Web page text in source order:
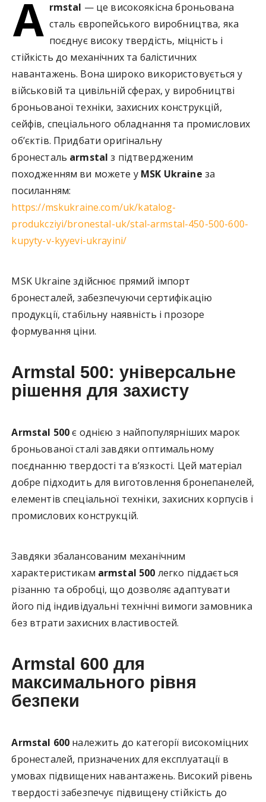
A rmstal — це високоякісна броньована
сталь європейського виробництва, яка
поєднує високу твердість, міцність і
стійкість до механічних та балістичних
навантажень. Вона широко використовується у
військовій та цивільній сферах, у виробництві
броньованої техніки, захисних конструкцій,
сейфів, спеціального обладнання та промислових
об’єктів. Придбати оригінальну
бронесталь armstal з підтвердженим
походженням ви можете у MSK Ukraine за
посиланням:
https://mskukraine.com/uk/katalog-
produkcziyi/bronestal-uk/stal-armstal-450-500-600-
kupyty-v-kyyevi-ukrayini/
MSK Ukraine здійснює прямий імпорт
бронесталей, забезпечуючи сертифікацію
продукції, стабільну наявність і прозоре
формування ціни.
Armstal 500: універсальне
рішення для захисту
Armstal 500є однією з найпопулярніших марок
броньованої сталі завдяки оптимальному
поєднанню твердості та в’язкості. Цей матеріал
добре підходить для виготовлення бронепанелей,
елементів спеціальної техніки, захисних корпусів і
промислових конструкцій.
Завдяки збалансованим механічним
характеристикам armstal 500 легко піддається
різанню та обробці, що дозволяє адаптувати
його під індивідуальні технічні вимоги замовника
без втрати захисних властивостей.
Armstal 600 для
максимального рівня
безпеки
Armstal 600 належить до категорії високоміцних
бронесталей, призначених для експлуатації в
умовах підвищених навантажень. Високий рівень
твердості забезпечує підвищену стійкість до